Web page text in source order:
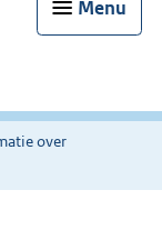
Menu
over